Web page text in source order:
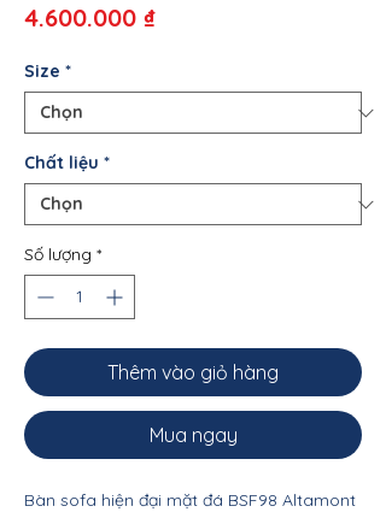
4.600.000 ₫Giá
Size *
Chất liệu *
Số lượng *
Thêm vào giỏ hàng
Mua ngay
Bàn sofa hiện đại mặt đá BSF98 Altamont